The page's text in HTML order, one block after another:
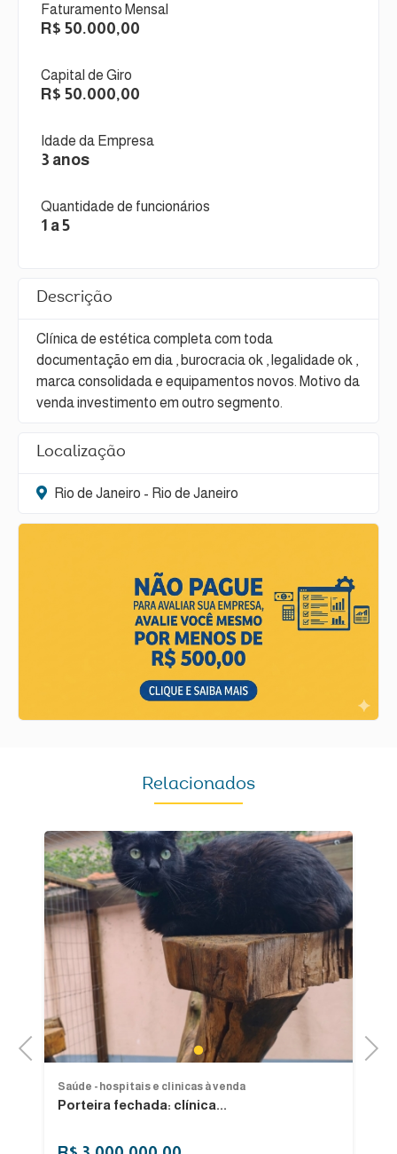
Faturamento Mensal
R$ 50.000,00
Capital de Giro
R$ 50.000,00
Idade da Empresa
3 anos
Quantidade de funcionários
1 a 5
Descrição
Clínica de estética completa com toda
documentação em dia , burocracia ok , legalidade ok ,
marca consolidada e equipamentos novos. Motivo da
venda investimento em outro segmento.
Localização
Rio de Janeiro - Rio de Janeiro
Relacionados
Previous 1
Saúde - hospitais e clinicas à venda
Porteira fechada: clínica...
Next